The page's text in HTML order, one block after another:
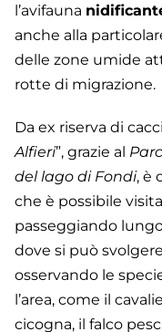
l’avifauna
anche alla
delle zone umide
rotte di migrazione.
Da ex riserva di
Alfieri”, grazie al
del lago di Fondi, è
che è possibile
passeggiando
dove si può
osservando le
l’area, come il
cicogna, il falco